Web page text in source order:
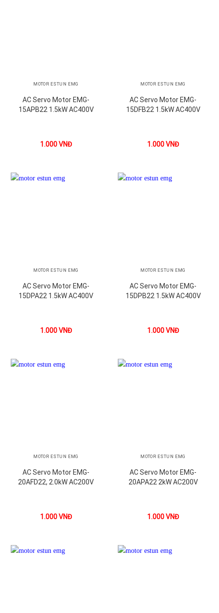
MOTOR ESTUN EMG
AC Servo Motor EMG-
15APB22 1.5kW AC400V
1.000VNĐ
MOTOR ESTUN EMG
AC Servo Motor EMG-
15DFB22 1.5kW AC400V
1.000VNĐ
MOTOR ESTUN EMG
AC Servo Motor EMG-
15DPA22 1.5kW AC400V
1.000VNĐ
MOTOR ESTUN EMG
AC Servo Motor EMG-
15DPB22 1.5kW AC400V
1.000VNĐ
MOTOR ESTUN EMG
AC Servo Motor EMG-
20AFD22, 2.0kW AC200V
1.000VNĐ
MOTOR ESTUN EMG
AC Servo Motor EMG-
20APA22 2kW AC200V
1.000VNĐ